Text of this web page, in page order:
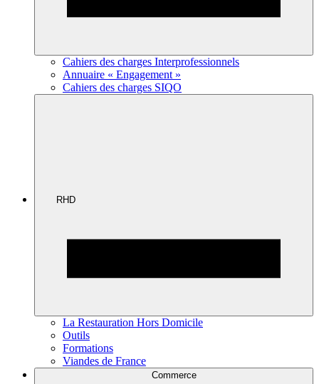
Cahiers des charges Interprofessionnels
Annuaire « Engagement »
Cahiers des charges SIQO
RHD
La Restauration Hors Domicile
Outils
Formations
Viandes de France
Commerce